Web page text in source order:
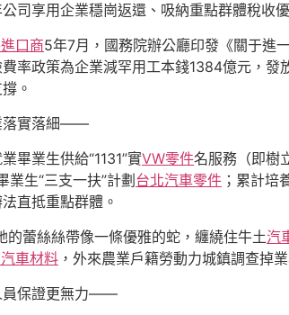
司享用企業穩崗返還、吸納重點群體稅收
口商5年7月，國務院辦公廳印發《關于進
率政策為企業減罕用工本錢1384億元，
。
落實落細——
畢業生供給“1131”實VW零件名服務（即樹
生“三支一扶”計劃 台北汽車零件 ；累計
直抵重點群體。
的蕾絲絲帶像一條優雅的蛇，纏繞住牛土汽
車材料 ，外來農業戶籍勞動力城鎮調查掉
員保證更無力——